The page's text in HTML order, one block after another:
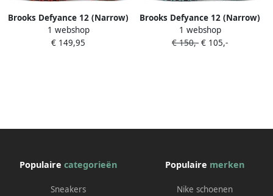
Brooks Defyance 12 (Narrow)
Dames
1 webshop
€ 149,95
Brooks Defyance 12 (Narrow)
Dames
1 webshop
€ 150,- € 105,-
Populaire categorieën
Sneakers
Populaire merken
Nike schoenen